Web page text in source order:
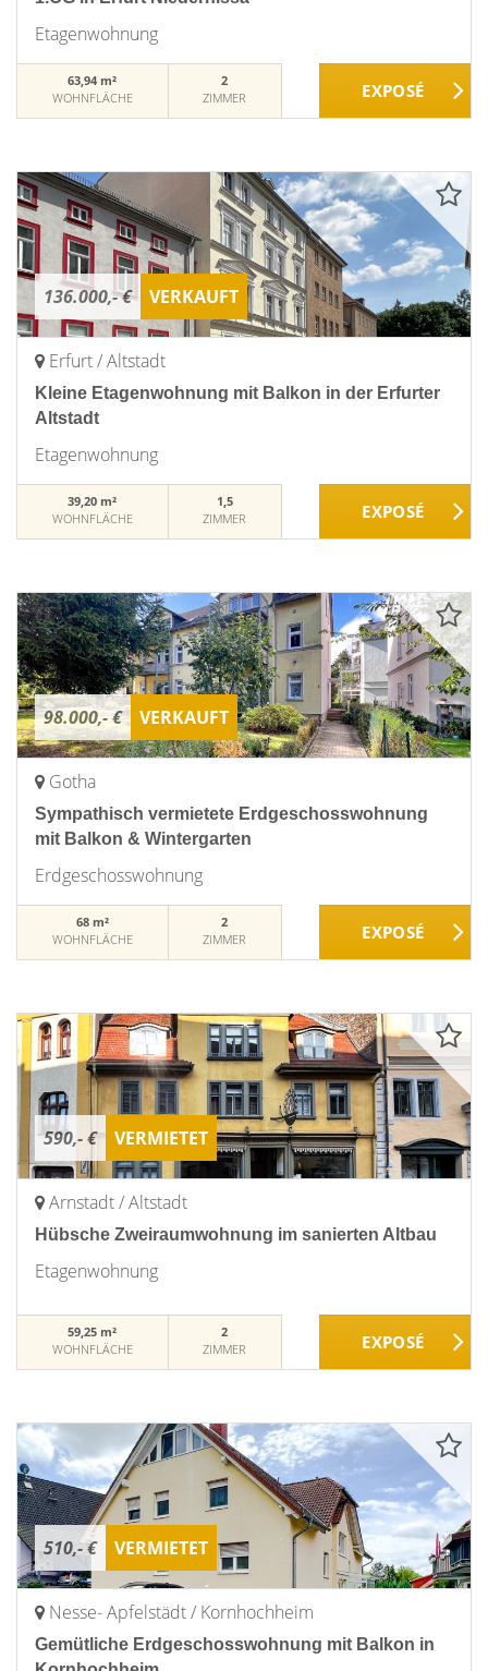
Etagenwohnung
63,94 m²
WOHNFLÄCHE
2
ZIMMER
136.000,- € VERKAUFT
Erfurt / Altstadt
Kleine Etagenwohnung mit Balkon in der Erfurter
Altstadt
Etagenwohnung
39,20 m²
WOHNFLÄCHE
1,5
ZIMMER
98.000,- € VERKAUFT
Gotha
Sympathisch vermietete Erdgeschosswohnung
mit Balkon & Wintergarten
Erdgeschosswohnung
68 m²
WOHNFLÄCHE
2
ZIMMER
590,- € VERMIETET
Arnstadt / Altstadt
Hübsche Zweiraumwohnung im sanierten Altbau
Etagenwohnung
59,25 m²
WOHNFLÄCHE
2
ZIMMER
510,- € VERMIETET
Nesse- Apfelstädt / Kornhochheim
Gemütliche Erdgeschosswohnung mit Balkon in